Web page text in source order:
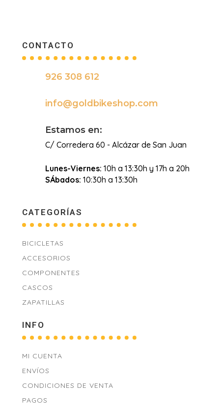
CONTACTO
926 308 612
info@goldbikeshop.com
Estamos en:
C/ Corredera 60 - Alcázar de San Juan
Lunes-Viernes: 10h a 13:30h y 17h a 20h
SÁbados: 10:30h a 13:30h
CATEGORÍAS
BICICLETAS
ACCESORIOS
COMPONENTES
CASCOS
ZAPATILLAS
INFO
MI CUENTA
ENVÍOS
CONDICIONES DE VENTA
PAGOS